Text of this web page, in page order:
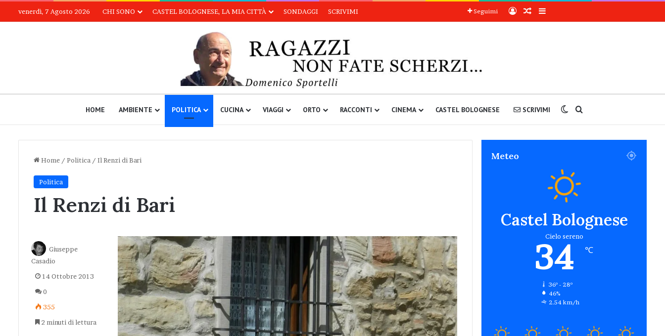
venerdì, 7 Agosto 2026 CHI SONO CASTEL BOLOGNESE, LA MIA CITTÀ SONDAGGI SCRIVIMI Seguimi AccediArticoli a sorpresa
Barra laterale
HOME AMBIENTE POLITICA CUCINA VIAGGI ORTO RACCONTI CINEMA CASTEL BOLOGNESE SCRIVIMI Cambia aspetto
Home / Politica / Il Renzi di Bari
Politica
Il Renzi di Bari
Giuseppe
Casadio
14 Ottobre 2013
0
355
2 minuti di lettura
Meteo
Castel Bolognese
Cielo sereno
34 ℃
36º - 28º
46%
2.54 km/h